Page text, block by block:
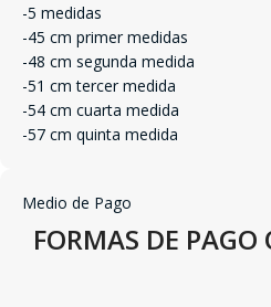
-5 medidas
-45 cm primer medidas
-48 cm segunda medida
-51 cm tercer medida
-54 cm cuarta medida
-57 cm quinta medida
Medio de Pago
FORMAS DE PAGO